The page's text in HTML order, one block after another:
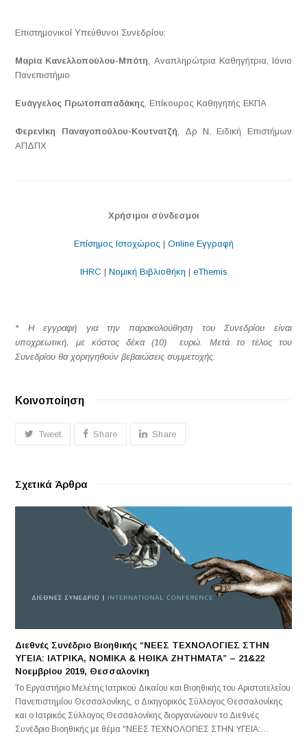
Επιστημονικοί Υπεύθυνοι Συνεδρίου:
Μαρία Κανελλοπούλου-Μπότη, Αναπληρώτρια Καθηγήτρια, Ιόνιο
Πανεπιστήμιο
Ευάγγελος Πρωτοπαπαδάκης, Επίκουρος Καθηγητής ΕΚΠΑ
Φερενίκη Παναγοπούλου-Κουτνατζή, Δρ Ν, Ειδική Επιστήμων
ΑΠΔΠΧ
Χρήσιμοι σύνδεσμοι
Επίσημος Ιστοχώρος | Online Εγγραφή
IHRC | Νομική Βιβλιοθήκη | eThemis
* Η εγγραφή για την παρακολούθηση του Συνεδρίου είναι
υποχρεωτική, με κόστος δέκα (10) ευρώ. Mετά το τέλος του
Συνεδρίου θα χορηγηθούν βεβαιώσεις συμμετοχής.
Κοινοποίηση
Tweet Share Share
Σχετικά Άρθρα
Διεθνές Συνέδριο Βιοηθικής “ΝΕΕΣ ΤΕΧΝΟΛΟΓΙΕΣ ΣΤΗΝ
ΥΓΕΙΑ: ΙΑΤΡΙΚΑ, ΝΟΜΙΚΑ & ΗΘΙΚΑ ΖΗΤΗΜΑΤΑ” – 21&22
Νοεμβρίου 2019, Θεσσαλονίκη
Το Εργαστήριο Μελέτης Ιατρικού Δικαίου και Βιοηθικής του Αριστοτελείου
Πανεπιστημίου Θεσσαλονίκης, ο Δικηγορικός Σύλλογος Θεσσαλονίκης
και ο Ιατρικός Σύλλογος Θεσσαλονίκης διοργανώνουν το Διεθνές
Συνέδριο Βιοηθικής με θέμα "ΝΕΕΣ ΤΕΧΝΟΛΟΓΙΕΣ ΣΤΗΝ ΥΓΕΙΑ:…